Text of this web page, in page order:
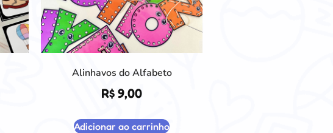
Alinhavos do Alfabeto
R$ 9,00
Adicionar ao carrinho